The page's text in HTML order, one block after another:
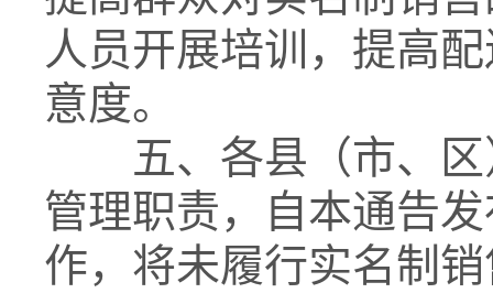
人员开展培训，提高
意度。
五、各县（市、区
管理职责，自本通告
作，将未履行实名制